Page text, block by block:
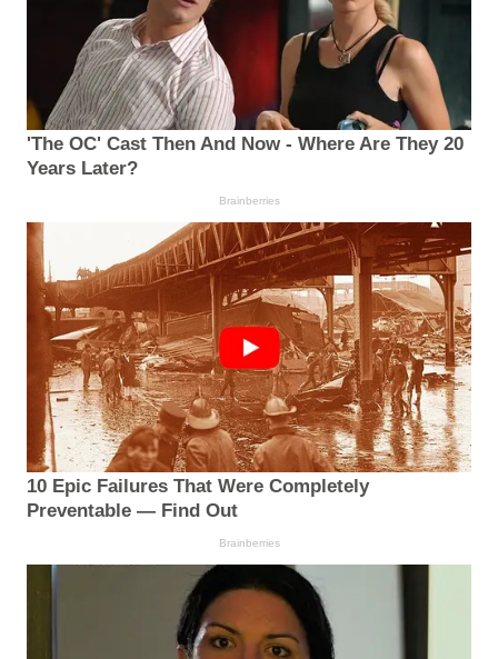
'The OC' Cast Then And Now - Where Are They 20
Years Later?
Brainberries
10 Epic Failures That Were Completely
Preventable — Find Out
Brainberries